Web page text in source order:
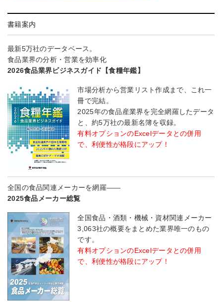
書籍案内
最新5万社のデータベース。
食品業界の分析・営業を効率化
2026食品業界ビジネスガイド【食糧年鑑】
市場分析から営業リスト作成まで、これ一
冊で完結。
2025年の食品産業界を完全網羅したデータ
と、約5万社の最新名簿を収録。
有料オプションのExcelデータとの併用
で、利便性が格段にアップ！
全国の食品関連メーカーを網羅――
2025食品メーカー総覧
全国食品・酒類・機械・資材関連メーカー
3,063社の概要をまとめた業界唯一のもの
です。
有料オプションのExcelデータとの併用
で、利便性が格段にアップ！